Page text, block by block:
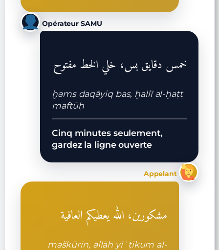
Opérateur SAMU
خمس دقايق بس، خلي الخط مفتوح
ḫams daqāyiq bas, ḫallī al-ḫaṭṭ
maftūḥ
Cinq minutes seulement,
gardez la ligne ouverte
Appelant
مشكورين، الله يعطيكم العافية
maškūrīn, allāh yiʿṭīkum al-